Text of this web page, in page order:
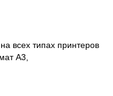
всех типах принтеров
А3,